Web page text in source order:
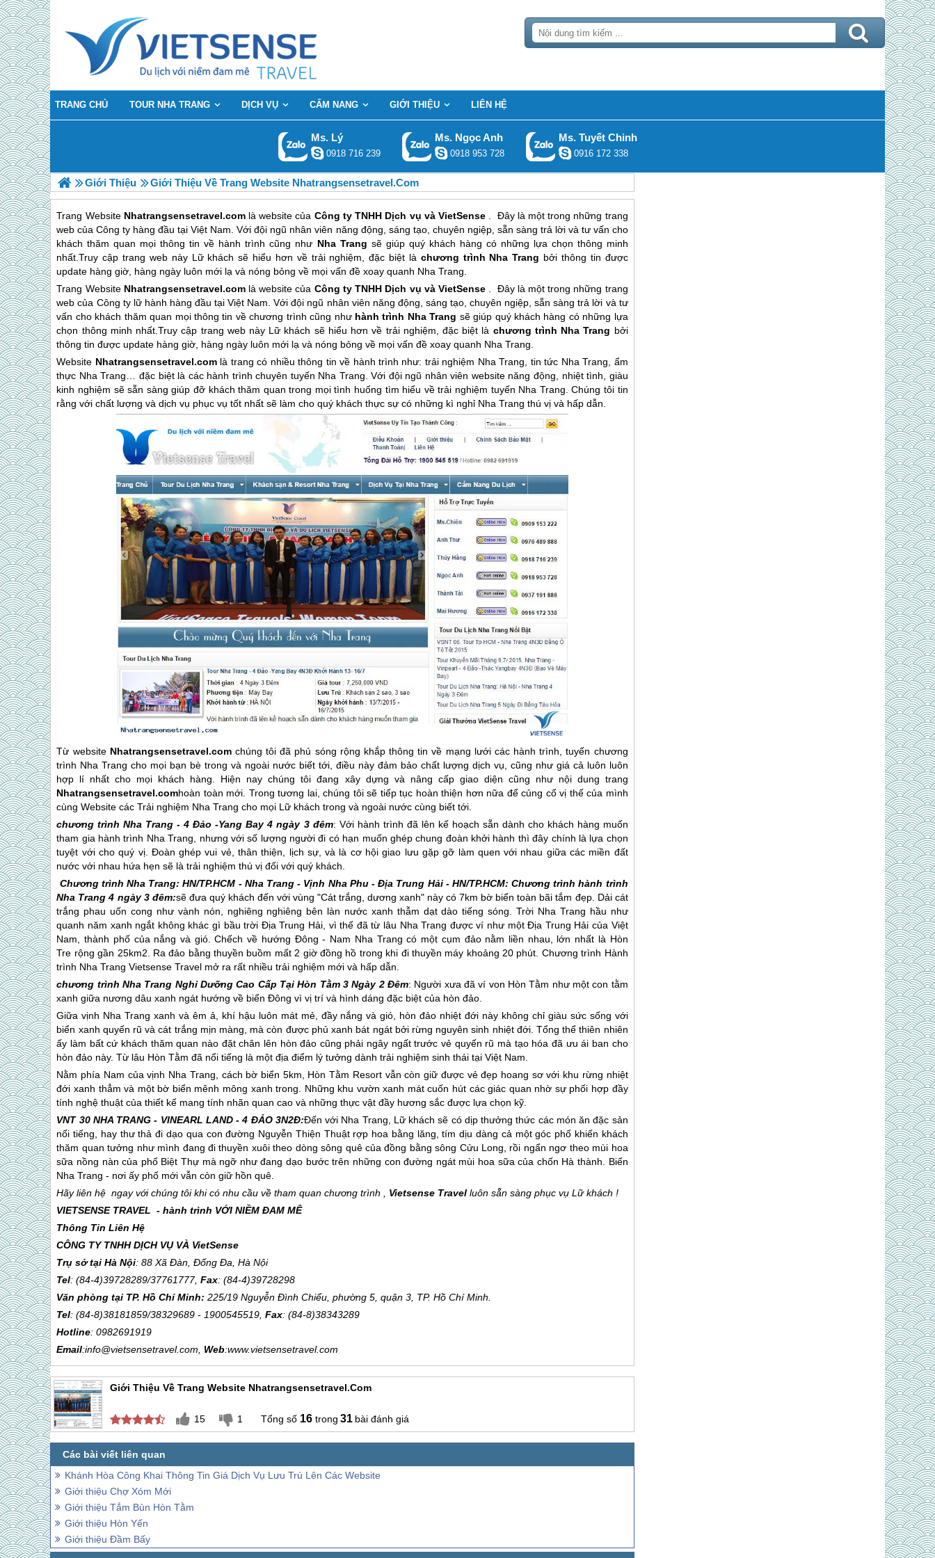
TRANG CHỦ TOUR NHA TRANG DỊCH VỤ CẨM NANG GIỚI THIỆU LIÊN HỆ
Ms. Lý
0918 716 239
Ms. Ngọc Anh
0918 953 728
Ms. Tuyết Chinh
0916 172 338
Giới Thiệu Giới Thiệu Về Trang Website Nhatrangsensetravel.com
Trang Website Nhatrangsensetravel.comlà website của Công ty TNHH Dịch vụ và VietSense . Đây là một trong những trang
web của Công ty hàng đầu tại Việt Nam. Với đội ngũ nhân viên năng động, sáng tạo, chuyên ngiệp, sẵn sàng trả lời và tư vấn cho
khách thăm quan mọi thông tin về hành trình cũng như Nha Trang sẽ giúp quý khách hàng có những lựa chọn thông minh
nhất.Truy cập trang web này Lữ khách sẽ hiểu hơn về trải nghiệm, đặc biệt là chương trình Nha Trang bởi thông tin được
update hàng giờ, hàng ngày luôn mới lạ và nóng bỏng về mọi vấn đề xoay quanh Nha Trang.
Trang Website Nhatrangsensetravel.comlà website của Công ty TNHH Dịch vụ và VietSense . Đây là một trong những trang
web của Công ty lữ hành hàng đầu tại Việt Nam. Với đội ngũ nhân viên năng động, sáng tạo, chuyên ngiệp, sẵn sàng trả lời và tư
vấn cho khách thăm quan mọi thông tin về chương trình cũng như hành trình Nha Trang sẽ giúp quý khách hàng có những lựa
chọn thông minh nhất.Truy cập trang web này Lữ khách sẽ hiểu hơn về trải nghiệm, đặc biệt là chương trình Nha Trang bởi
thông tin được update hàng giờ, hàng ngày luôn mới lạ và nóng bỏng về mọi vấn đề xoay quanh Nha Trang.
Website Nhatrangsensetravel.comlà trang có nhiều thông tin về hành trình như: trải nghiệm Nha Trang, tin tức Nha Trang, ẩm
thực Nha Trang… đặc biệt là các hành trình chuyên tuyến Nha Trang. Với đội ngũ nhân viên website năng động, nhiệt tình, giàu
kinh nghiệm sẽ sẵn sàng giúp đỡ khách thăm quan trong mọi tình huống tìm hiểu về trải nghiệm tuyến Nha Trang. Chúng tôi tin
rằng với chất lượng và dịch vụ phục vụ tốt nhất sẽ làm cho quý khách thực sự có những kì nghỉ Nha Trang thú vị và hấp dẫn.
Từ websiteNhatrangsensetravel.comchúng tôi đã phủ sóng rộng khắp thông tin về mạng lưới các hành trình, tuyến chương
trình Nha Trang cho mọi bạn bè trong và ngoài nước biết tới, điều này đảm bảo chất lượng dịch vụ, cũng như giá cả luôn luôn
hợp lí nhất cho mọi khách hàng. Hiện nay chúng tôi đang xây dựng và nâng cấp giao diện cũng như nội dung trang
Nhatrangsensetravel.comhoàn toàn mới. Trong tương lai, chúng tôi sẽ tiếp tục hoàn thiện hơn nữa để củng cố vị thế của mình
cùng Website các Trải nghiệm Nha Trang cho mọi Lữ khách trong và ngoài nước cùng biết tới.
chương trìnhNha Trang - 4 Đảo -Yang Bay 4 ngày 3 đêm: Với hành trình đã lên kế hoạch sẵn dành cho khách hàng muốn
tham gia hành trình Nha Trang , nhưng với số lượng người đi có hạn muốn ghép chung đoàn khởi hành thì đây chính là lựa chọn
tuyệt với cho quý vị. Đoàn ghép vui vẻ, thân thiện, lịch sự, và là cơ hội giao lưu gặp gỡ làm quen với nhau giữa các miền đất
nước với nhau hứa hẹn sẽ là trải nghiệm thú vị đối với quý khách.
Chương trình Nha Trang: HN/TP.HCM - Nha Trang- Vịnh Nha Phu - Địa Trung Hải - HN/TP.HCM: Chương trình hành trình
Nha Trang 4 ngày 3 đêm:sẽ đưa quý khách đến với vùng "Cát trắng, dương xanh" này có 7km bờ biển toàn bãi tắm đẹp. Dải cát
trắng phau uốn cong như vành nón, nghiêng nghiêng bên làn nước xanh thẫm dạt dào tiếng sóng. Trời Nha Trang hầu như
quanh năm xanh ngắt không khác gì bầu trời Ðịa Trung Hải, vì thế đã từ lâu Nha Trang được ví như một Ðịa Trung Hải của Việt
Nam, thành phố của nắng và gió. Chếch về hướng Ðông - Nam Nha Trang có một cụm đảo nằm liền nhau, lớn nhất là Hòn
Tre rộng gần 25km2. Ra đảo bằng thuyền buồm mất 2 giờ đồng hồ trong khi đi thuyền máy khoảng 20 phút. Chương trình Hành
trình Nha Trang Vietsense Travel mở ra rất nhiều trải nghiệm mới và hấp dẫn.
chương trìnhNha Trang Nghỉ Dưỡng Cao Cấp Tại Hòn Tằm 3 Ngày 2 Đêm: Người xưa đã ví von Hòn Tằm như một con tằm
xanh giữa nương dâu xanh ngát hướng về biển Đông vì vị trí và hình dáng đặc biệt của hòn đảo.
Giữa vịnh Nha Trang xanh và êm ả, khí hậu luôn mát mẻ, đầy nắng và gió, hòn đảo nhiệt đới này không chỉ giàu sức sống với
biển xanh quyến rũ và cát trắng mịn màng, mà còn được phủ xanh bát ngát bởi rừng nguyên sinh nhiệt đới. Tổng thể thiên nhiên
ấy làm bất cứ khách thăm quan nào đặt chân lên hòn đảo cũng phải ngây ngất trước vẻ quyến rũ mà tạo hóa đã ưu ái ban cho
hòn đảo này. Từ lâu Hòn Tằm đã nổi tiếng là một địa điểm lý tưởng dành trải nghiệm sinh thái tại Việt Nam.
Nằm phía Nam của vịnh Nha Trang , cách bờ biển 5km, Hòn Tằm Resort vẫn còn giữ được vẻ đẹp hoang sơ với khu rừng nhiệt
đới xanh thẳm và một bờ biển mênh mông xanh trong. Những khu vườn xanh mát cuốn hút các giác quan nhờ sự phối hợp đầy
tính nghệ thuật của thiết kế mang tính nhãn quan cao và những thực vật đầy hương sắc được lựa chọn kỹ.
VNT 30 NHA TRANG - VINEARL LAND - 4 ĐẢO 3N2Đ:Đến với Nha Trang , Lữ khách sẽ có dịp thưởng thức các món ăn đặc sản
nổi tiếng, hay thư thả đi dạo qua con đường Nguyễn Thiện Thuật rợp hoa bằng lăng, tím dịu dàng cả một góc phố khiến khách
thăm quan tưởng như mình đang đi thuyền xuôi theo dòng sông quê của đồng bằng sông Cửu Long, rồi ngẩn ngơ theo mùi hoa
sữa nồng nàn của phố Biệt Thự mà ngỡ như đang dạo bước trên những con đường ngát mùi hoa sữa của chốn Hà thành. Biển
Nha Trang - nơi ấy phố mới vẫn còn giữ hồn quê.
Hãy liên hệ ngay với chúng tôi khi có nhu cầu về tham quan chương trình , Vietsense Travel luôn sẵn sàng phục vụ Lữ khách !
VIETSENSE TRAVEL - hành trình VỚI NIỀM ĐAM MÊ
Thông Tin Liên Hệ
CÔNG TY TNHH DỊCH VỤ VÀ VietSense
Trụ sở tại Hà Nội: 88 Xã Đàn, Đống Đa, Hà Nội
Tel: (84-4)39728289/37761777, Fax: (84-4)39728298
Văn phòng tại TP. Hồ Chí Minh:225/19 Nguyễn Đình Chiểu, phường 5, quận 3, TP. Hồ Chí Minh.
Tel: (84-8)38181859/38329689 - 1900545519,Fax: (84-8)38343289
Hotline: 0982691919
Email:info@vietsensetravel.com, Web:www.vietsensetravel.com
Giới Thiệu Về Trang Website Nhatrangsensetravel.com
15 1 16 31 bài đánh giá
Khánh Hòa Công Khai Thông Tin Giá Dịch Vụ Lưu Trú Lên Các Website
Giới thiệu Chợ Xóm Mới
Giới thiệu Tắm Bùn Hòn Tằm
Giới thiệu Hòn Yến
Giới thiệu Đầm Bấy